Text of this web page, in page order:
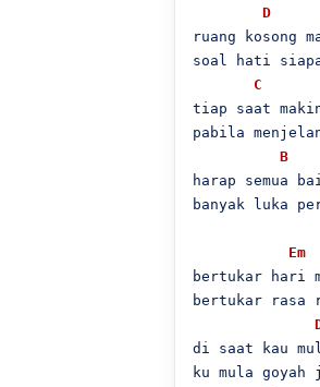
D
ruang kosong
soal hati
C
tiap saat
pabila
B
harap semua
banyak luka
Em
bertukar hari
bertukar rasa
di saat kau
ku mula goyah